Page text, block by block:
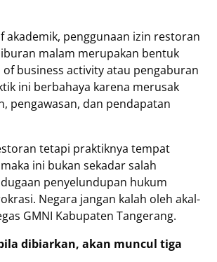
akademik, penggunaan izin restoran
malam merupakan bentuk
business activity atau pengaburan
ini berbahaya karena merusak
pengawasan, dan pendapatan
tetapi praktiknya tempat
ini bukan sekadar salah
penyelundupan hukum
Negara jangan kalah oleh akal-
GMNI Kabupaten Tangerang.
dibiarkan, akan muncul tiga